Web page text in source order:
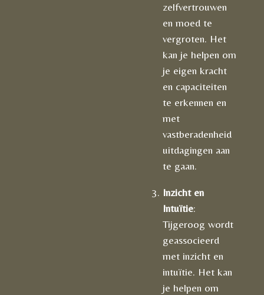
zelfvertrouwen
en moed te
vergroten. Het
kan je helpen om
je eigen kracht
en capaciteiten
te erkennen en
met
vastberadenheid
uitdagingen aan
te gaan.
Inzicht en
Intuïtie:
Tijgeroog wordt
geassocieerd
met inzicht en
intuïtie. Het kan
je helpen om